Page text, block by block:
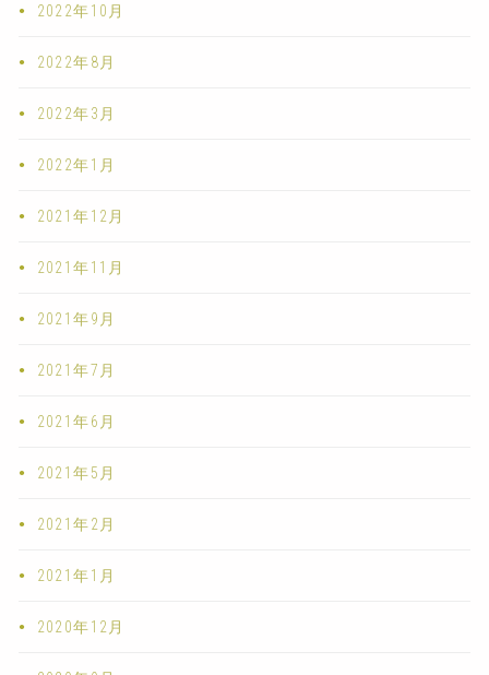
2022年10月
2022年8月
2022年3月
2022年1月
2021年12月
2021年11月
2021年9月
2021年7月
2021年6月
2021年5月
2021年2月
2021年1月
2020年12月